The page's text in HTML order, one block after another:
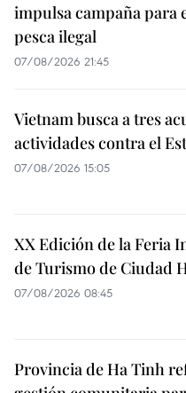
impulsa campaña para
pesca ilegal
07/08/2026 21:45
Vietnam busca a tres
actividades contra el
07/08/2026 15:05
XX Edición de la Feria
de Turismo de Ciudad
07/08/2026 08:45
Provincia de Ha Tinh